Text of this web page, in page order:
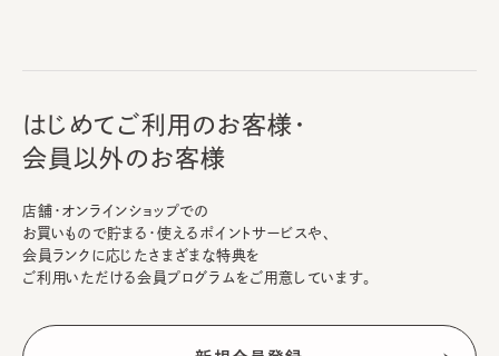
はじめてご利用のお客様・
会員以外のお客様
店舗・オンラインショップでの
お買いもので貯まる・使えるポイントサービスや、
会員ランクに応じたさまざまな特典を
ご利用いただける会員プログラムをご用意しています。